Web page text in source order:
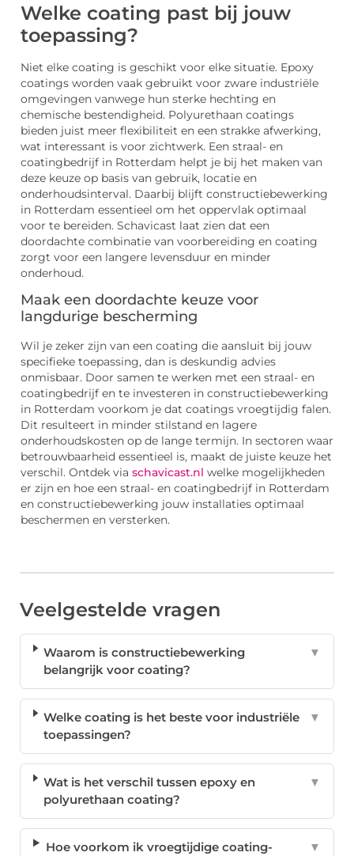
Welke coating past bij jouw
toepassing?
Niet elke coating is geschikt voor elke situatie. Epoxy
coatings worden vaak gebruikt voor zware industriële
omgevingen vanwege hun sterke hechting en
chemische bestendigheid. Polyurethaan coatings
bieden juist meer flexibiliteit en een strakke afwerking,
wat interessant is voor zichtwerk. Een straal- en
coatingbedrijf in Rotterdam helpt je bij het maken van
deze keuze op basis van gebruik, locatie en
onderhoudsinterval. Daarbij blijft constructiebewerking
in Rotterdam essentieel om het oppervlak optimaal
voor te bereiden. Schavicast laat zien dat een
doordachte combinatie van voorbereiding en coating
zorgt voor een langere levensduur en minder
onderhoud.
Maak een doordachte keuze voor
langdurige bescherming
Wil je zeker zijn van een coating die aansluit bij jouw
specifieke toepassing, dan is deskundig advies
onmisbaar. Door samen te werken met een straal- en
coatingbedrijf en te investeren in constructiebewerking
in Rotterdam voorkom je dat coatings vroegtijdig falen.
Dit resulteert in minder stilstand en lagere
onderhoudskosten op de lange termijn. In sectoren waar
betrouwbaarheid essentieel is, maakt de juiste keuze het
verschil. Ontdek via schavicast.nl welke mogelijkheden
er zijn en hoe een straal- en coatingbedrijf in Rotterdam
en constructiebewerking jouw installaties optimaal
beschermen en versterken.
Veelgestelde vragen
Waarom is constructiebewerking
belangrijk voor coating?
▼
Welke coating is het beste voor industriële
toepassingen?
▼
Wat is het verschil tussen epoxy en
polyurethaan coating?
▼
Hoe voorkom ik vroegtijdige coating-
▼